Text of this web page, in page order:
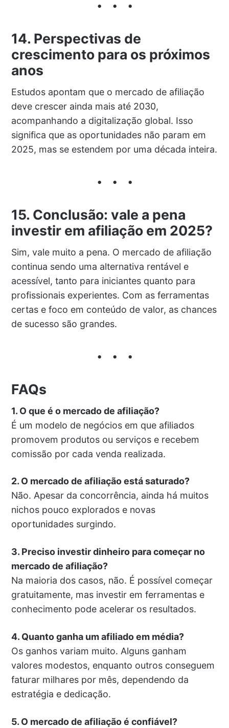
14. Perspectivas de
crescimento para os próximos
anos
Estudos apontam que o mercado de afiliação
deve crescer ainda mais até 2030,
acompanhando a digitalização global. Isso
significa que as oportunidades não param em
2025, mas se estendem por uma década inteira.
15. Conclusão: vale a pena
investir em afiliação em 2025?
Sim, vale muito a pena. O mercado de afiliação
continua sendo uma alternativa rentável e
acessível, tanto para iniciantes quanto para
profissionais experientes. Com as ferramentas
certas e foco em conteúdo de valor, as chances
de sucesso são grandes.
FAQs
1. O que é o mercado de afiliação?
É um modelo de negócios em que afiliados
promovem produtos ou serviços e recebem
comissão por cada venda realizada.
2. O mercado de afiliação está saturado?
Não. Apesar da concorrência, ainda há muitos
nichos pouco explorados e novas
oportunidades surgindo.
3. Preciso investir dinheiro para começar no
mercado de afiliação?
Na maioria dos casos, não. É possível começar
gratuitamente, mas investir em ferramentas e
conhecimento pode acelerar os resultados.
4. Quanto ganha um afiliado em média?
Os ganhos variam muito. Alguns ganham
valores modestos, enquanto outros conseguem
faturar milhares por mês, dependendo da
estratégia e dedicação.
5. O mercado de afiliação é confiável?